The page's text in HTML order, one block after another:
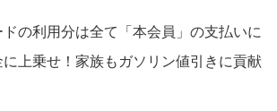
の利用分は全て「本会員」の支払いに
上乗せ！家族もガソリン値引きに貢献